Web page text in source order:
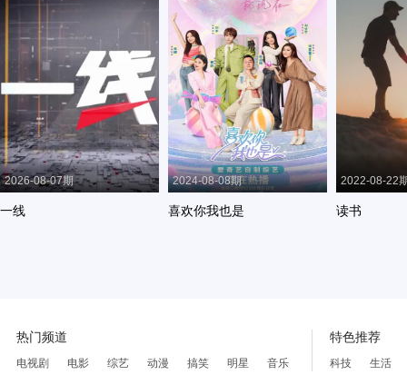
2026-08-07期
一线
2024-08-08期
喜欢你我也是
2022-08-22
读书
热门频道
电视剧 电影 综艺 动漫 搞笑 明星 音乐
特色推荐
科技
生活